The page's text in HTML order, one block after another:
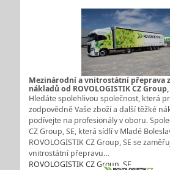
Mezinárodní a vnitrostátní přeprava
nákladů od ROVOLOGISTIK CZ Group,
Hledáte spolehlivou společnost, která
zodpovědně Vaše zboží a další těžké
podívejte na profesionály v oboru.
CZ Group, SE, která sídlí v Mladé
ROVOLOGISTIK CZ Group, SE se
vnitrostátní přepravu…
ROVOLOGISTIK CZ Group, SE